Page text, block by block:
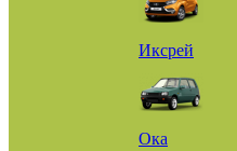
Иксрей
Ока